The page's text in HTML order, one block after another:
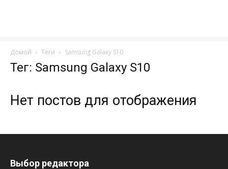
Домой Теги Samsung Galaxy S10
Тег: Samsung Galaxy S10
Нет постов для отображения
Выбор редактора